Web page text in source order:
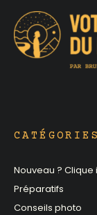
CATÉGORIES
Nouveau ? Clique
Préparatifs
Conseils photo